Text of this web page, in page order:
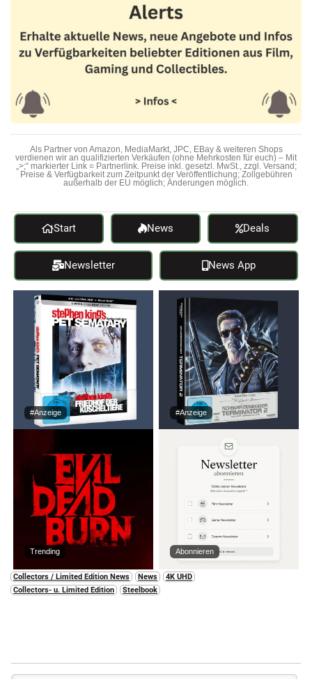
Als Partner von Amazon, MediaMarkt, JPC, EBay & weiteren Shops
verdienen wir an qualifizierten Verkäufen (ohne Mehrkosten für euch) – Mit
„>;“ markierter Link = Partnerlink. Preise inkl. gesetzl. MwSt., zzgl. Versand;
Preise & Verfügbarkeit zum Zeitpunkt der Veröffentlichung; Zollgebühren
außerhalb der EU möglich; Änderungen möglich.
Start News Deals
Newsletter News App
#Anzeige #Anzeige
Trending Abonnieren
Collectors / Limited Edition News News
4K UHD
Collectors- u. Limited Edition
Steelbook